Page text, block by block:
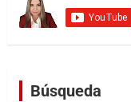
Búsqueda